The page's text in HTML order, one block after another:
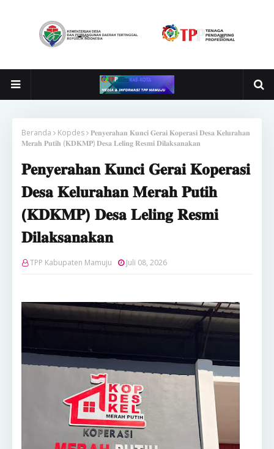
Beranda Kopdes 𝐏𝐞𝐧𝐲𝐞𝐫𝐚𝐡𝐚𝐧 𝐊𝐮𝐧𝐜𝐢 𝐆𝐞𝐫𝐚𝐢 𝐊𝐨𝐩𝐞𝐫𝐚𝐬𝐢 𝐃𝐞𝐬𝐚 𝐊𝐞𝐥𝐮𝐫𝐚𝐡𝐚𝐧
𝐌𝐞𝐫𝐚𝐡 𝐏𝐮𝐭𝐢𝐡 (𝐊𝐃𝐊𝐌𝐏) 𝐃𝐞𝐬𝐚 𝐋𝐞𝐥𝐢𝐧𝐠 𝐑𝐞𝐬𝐦𝐢 𝐃𝐢𝐥𝐚𝐤𝐬𝐚𝐧𝐚𝐤𝐚𝐧
𝐏𝐞𝐧𝐲𝐞𝐫𝐚𝐡𝐚𝐧 𝐊𝐮𝐧𝐜𝐢 𝐆𝐞𝐫𝐚𝐢 𝐊𝐨𝐩𝐞𝐫𝐚𝐬𝐢
𝐃𝐞𝐬𝐚 𝐊𝐞𝐥𝐮𝐫𝐚𝐡𝐚𝐧 𝐌𝐞𝐫𝐚𝐡 𝐏𝐮𝐭𝐢𝐡
(𝐊𝐃𝐊𝐌𝐏) 𝐃𝐞𝐬𝐚 𝐋𝐞𝐥𝐢𝐧𝐠 𝐑𝐞𝐬𝐦𝐢
𝐃𝐢𝐥𝐚𝐤𝐬𝐚𝐧𝐚𝐤𝐚𝐧
TPP Kabupaten Mamuju Juli 08, 2026